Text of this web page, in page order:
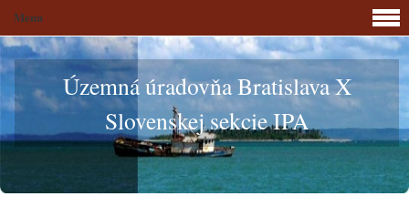
Územná úradovňa Bratislava X
Slovenskej sekcie IPA
Menu